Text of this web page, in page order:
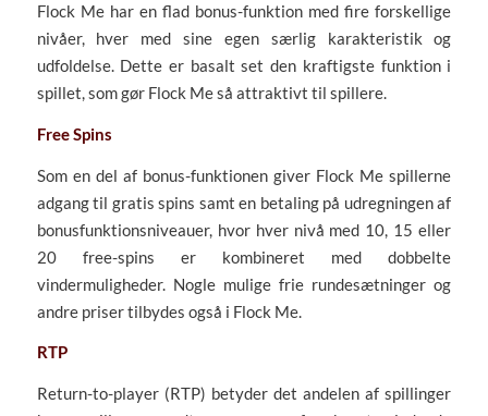
Flock Me har en flad bonus-funktion med fire forskellige
nivåer, hver med sine egen særlig karakteristik og
udfoldelse. Dette er basalt set den kraftigste funktion i
spillet, som gør Flock Me så attraktivt til spillere.
Free Spins
Som en del af bonus-funktionen giver Flock Me spillerne
adgang til gratis spins samt en betaling på udregningen af
bonusfunktionsniveauer, hvor hver nivå med 10, 15 eller
20 free-spins er kombineret med dobbelte
vindermuligheder. Nogle mulige frie rundesætninger og
andre priser tilbydes også i Flock Me.
RTP
Return-to-player (RTP) betyder det andelen af spillinger